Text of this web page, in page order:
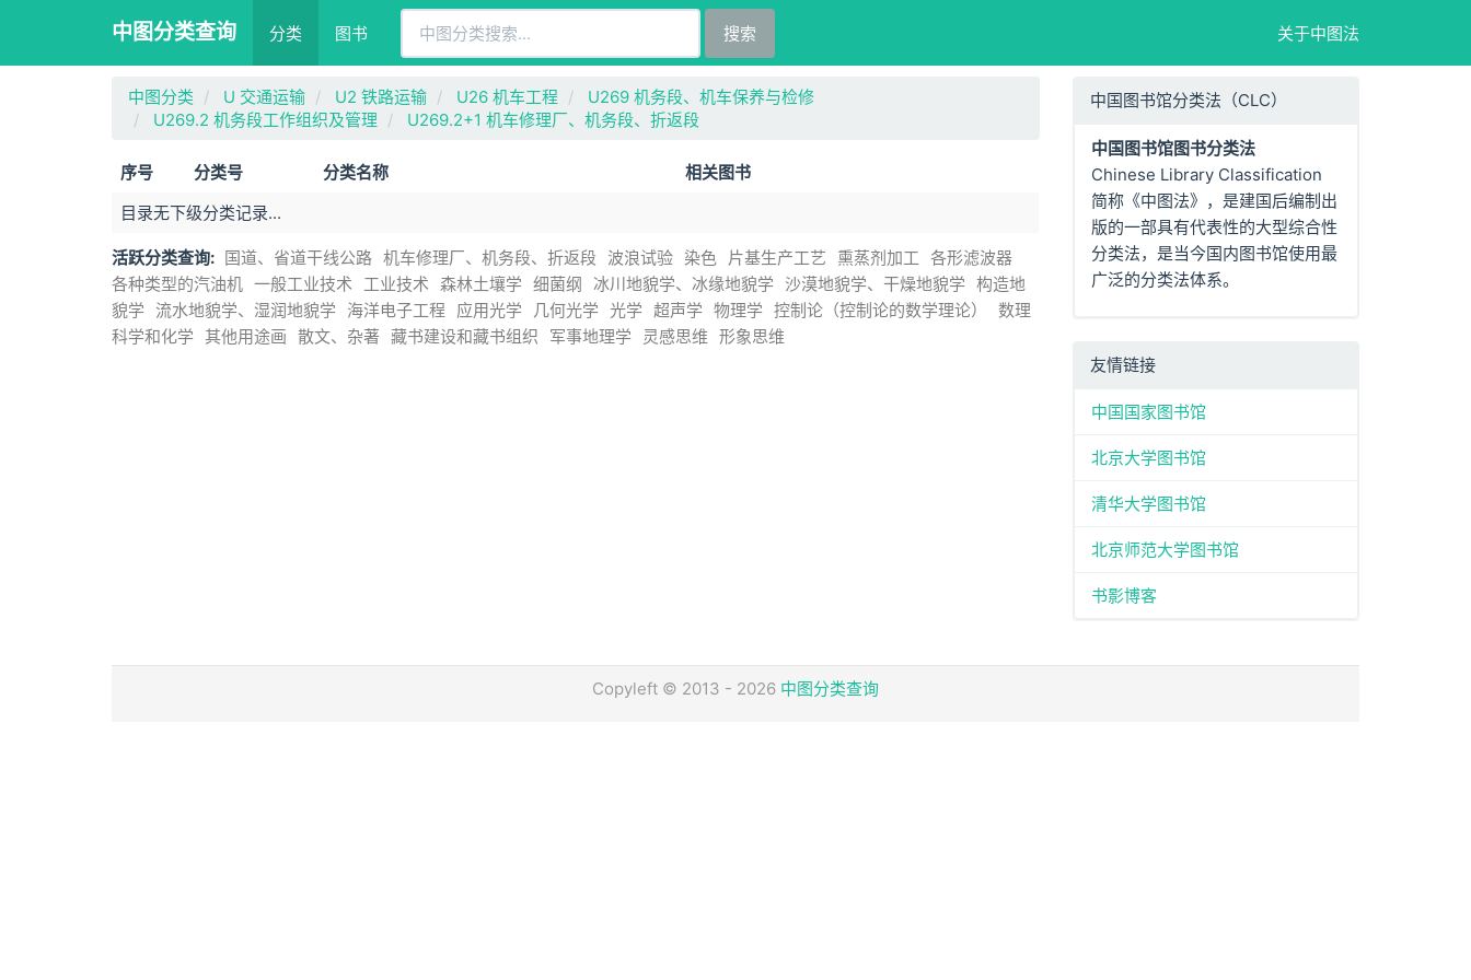
中图分类查询 分类 图书 搜索 关于中图法
中图分类 U 交通运输 U2 铁路运输 U26 机车工程
U269 机务段、机车保养与检修
U269.2 机务段工作组织及管理
U269.2+1 机车修理厂、机务段、折返段
序号 分类号 分类名称
相关图书
目录无下级分类记录...
活跃分类查询: 国道、省道干线公路 机车修理厂、机务段、折返段 波浪试验 染色 片基生产工艺 熏蒸剂加工 各形滤波器
各种类型的汽油机 一般工业技术 工业技术 森林土壤学 细菌纲 冰川地貌学、冰缘地貌学 沙漠地貌学、干燥地貌学 构造地
貌学
流水地貌学、湿润地貌学 海洋电子工程 应用光学 几何光学 光学 超声学 物理学 控制论（控制论的数学理论）
数理
科学和化学 其他用途画 散文、杂著 藏书建设和藏书组织 军事地理学 灵感思维 形象思维
中国图书馆分类法（CLC）
中国图书馆图书分类法
Chinese Library Classification
简称《中图法》，是建国后编制出
版的一部具有代表性的大型综合性
分类法，是当今国内图书馆使用最
广泛的分类法体系。
友情链接
中国国家图书馆
北京大学图书馆
清华大学图书馆
北京师范大学图书馆
书影博客
Copyleft © 2013 - 2026 中图分类查询